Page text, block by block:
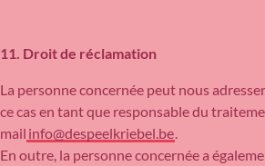
11. Droit de réclamation
La personne concernée peut nous
ce cas en tant que responsable du
mail info@despeelkriebel.be.
En outre, la personne concernée a